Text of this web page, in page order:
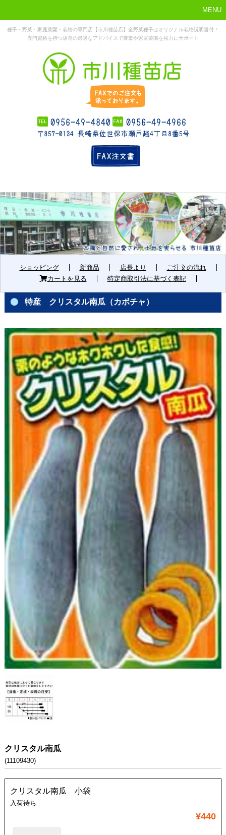
MENU
種子・野菜・家庭菜園・栽培の専門店【市川種苗店】全野菜種子はオリジナル栽培説明書付！
専門資格を持つ店長の最適なアドバイスで農業や家庭菜園を強力にサポート
ホーム
ら
お勧め商品 お知らせ 店舗概要
ショッピング 新商品 店長より
ご注文の流れ
カートを見る
特定商取引法に基づく表記
特産 クリスタル南瓜（カボチャ）
クリスタル南瓜
(11109430)
クリスタル南瓜 小袋
入荷待ち
¥440